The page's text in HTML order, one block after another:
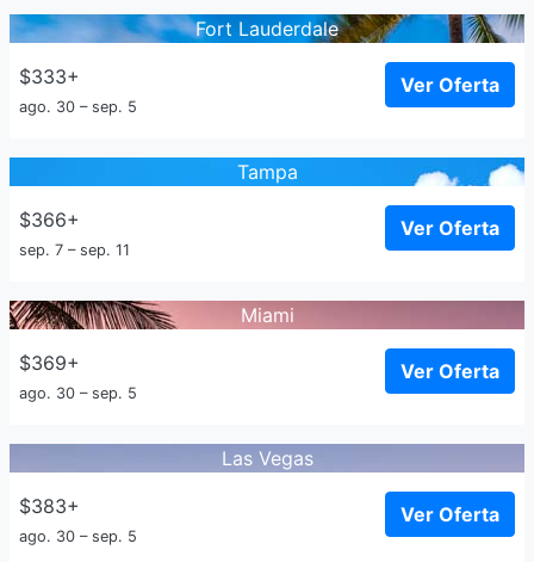
Fort Lauderdale
$333+
ago. 30 – sep. 5
Ver Oferta
Tampa
$366+
sep. 7 – sep. 11
Ver Oferta
Miami
$369+
ago. 30 – sep. 5
Ver Oferta
Las Vegas
$383+
ago. 30 – sep. 5
Ver Oferta